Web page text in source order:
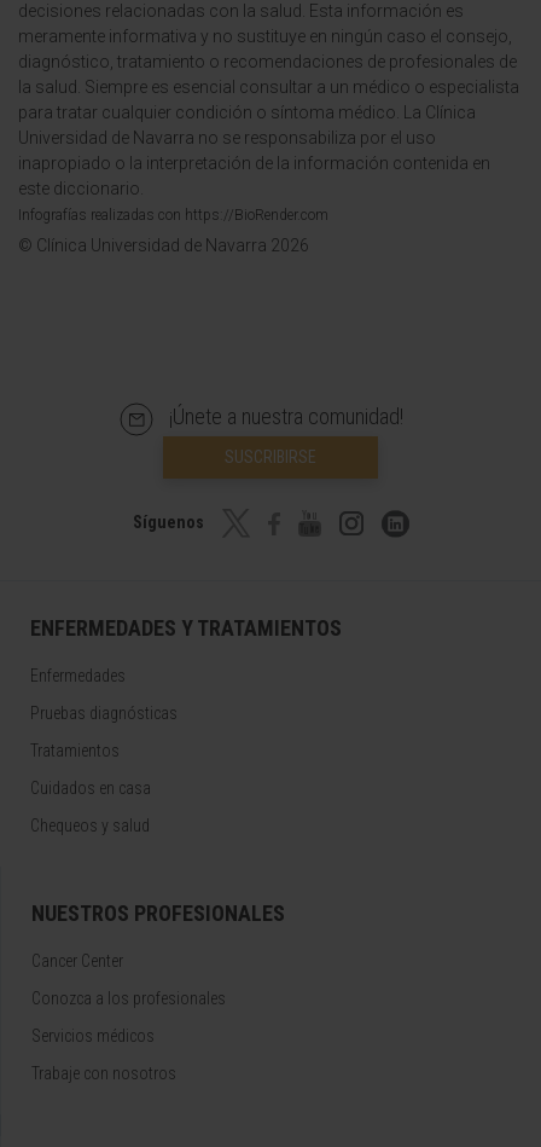
decisiones relacionadas con la salud. Esta información es
meramente informativa y no sustituye en ningún caso el consejo,
diagnóstico, tratamiento o recomendaciones de profesionales de
la salud. Siempre es esencial consultar a un médico o especialista
para tratar cualquier condición o síntoma médico. La Clínica
Universidad de Navarra no se responsabiliza por el uso
inapropiado o la interpretación de la información contenida en
este diccionario.
Infografías realizadas con https://BioRender.com
© Clínica Universidad de Navarra 2026
¡Únete a nuestra comunidad!
SUSCRIBIRSE
Síguenos
ENFERMEDADES Y TRATAMIENTOS
Enfermedades
Pruebas diagnósticas
Tratamientos
Cuidados en casa
Chequeos y salud
NUESTROS PROFESIONALES
Cancer Center
Conozca a los profesionales
Servicios médicos
Trabaje con nosotros